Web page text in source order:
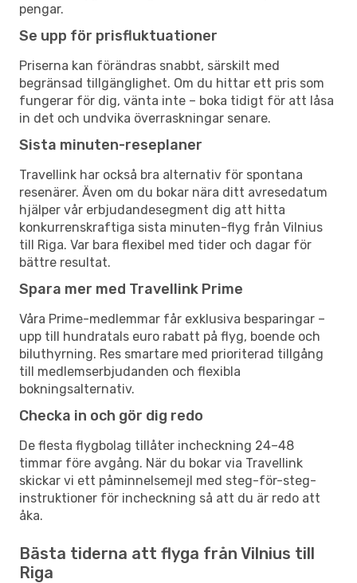
pengar.
Se upp för prisfluktuationer
Priserna kan förändras snabbt, särskilt med
begränsad tillgänglighet. Om du hittar ett pris som
fungerar för dig, vänta inte – boka tidigt för att låsa
in det och undvika överraskningar senare.
Sista minuten-reseplaner
Travellink har också bra alternativ för spontana
resenärer. Även om du bokar nära ditt avresedatum
hjälper vår erbjudandesegment dig att hitta
konkurrenskraftiga sista minuten-flyg från Vilnius
till Riga. Var bara flexibel med tider och dagar för
bättre resultat.
Spara mer med Travellink Prime
Våra Prime-medlemmar får exklusiva besparingar –
upp till hundratals euro rabatt på flyg, boende och
biluthyrning. Res smartare med prioriterad tillgång
till medlemserbjudanden och flexibla
bokningsalternativ.
Checka in och gör dig redo
De flesta flygbolag tillåter incheckning 24–48
timmar före avgång. När du bokar via Travellink
skickar vi ett påminnelsemejl med steg-för-steg-
instruktioner för incheckning så att du är redo att
åka.
Bästa tiderna att flyga från Vilnius till
Riga